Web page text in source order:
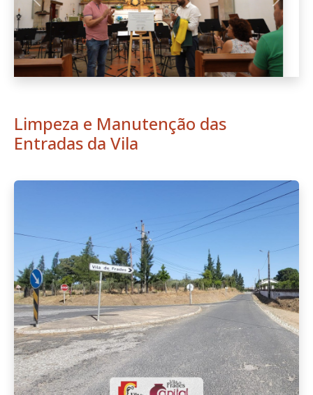
Passeios de Verão